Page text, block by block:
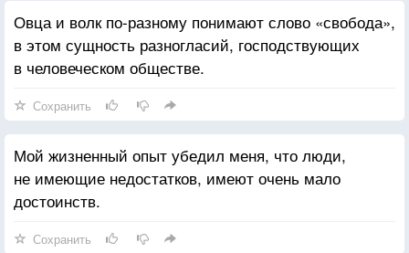
Овца и волк по-разному понимают слово «свобода»,
в этом сущность разногласий, господствующих
в человеческом обществе.
Сохранить
Мой жизненный опыт убедил меня, что люди,
не имеющие недостатков, имеют очень мало
достоинств.
Сохранить